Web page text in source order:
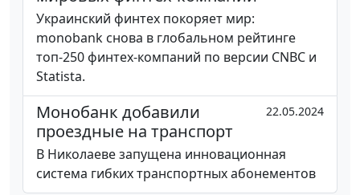
Украинский финтех покоряет мир:
monobank снова в глобальном рейтинге
топ-250 финтех-компаний по версии CNBC и
Statista.
Монобанк добавили
проездные на транспорт
22.05.2024
В Николаеве запущена инновационная
система гибких транспортных абонементов